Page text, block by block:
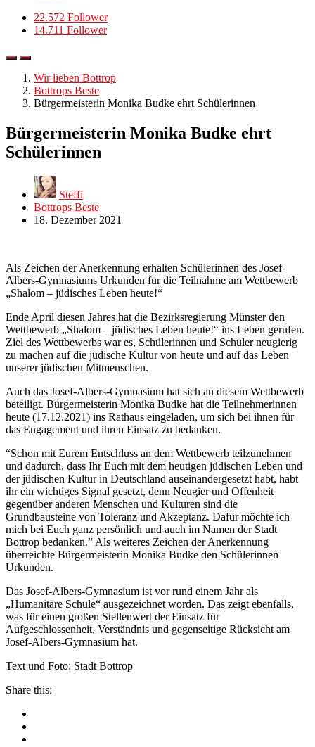
22.572 Follower
14.711 Follower
Wir lieben Bottrop
Bottrops Beste
Bürgermeisterin Monika Budke ehrt Schülerinnen
Bürgermeisterin Monika Budke ehrt
Schülerinnen
Steffi
Bottrops Beste
18. Dezember 2021
Als Zeichen der Anerkennung erhalten Schülerinnen des Josef-
Albers-Gymnasiums Urkunden für die Teilnahme am Wettbewerb
„Shalom – jüdisches Leben heute!“
Ende April diesen Jahres hat die Bezirksregierung Münster den
Wettbewerb „Shalom – jüdisches Leben heute!“ ins Leben gerufen.
Ziel des Wettbewerbs war es, Schülerinnen und Schüler neugierig
zu machen auf die jüdische Kultur von heute und auf das Leben
unserer jüdischen Mitmenschen.
Auch das Josef-Albers-Gymnasium hat sich an diesem Wettbewerb
beteiligt. Bürgermeisterin Monika Budke hat die Teilnehmerinnen
heute (17.12.2021) ins Rathaus eingeladen, um sich bei ihnen für
das Engagement und ihren Einsatz zu bedanken.
“Schon mit Eurem Entschluss an dem Wettbewerb teilzunehmen
und dadurch, dass Ihr Euch mit dem heutigen jüdischen Leben und
der jüdischen Kultur in Deutschland auseinandergesetzt habt, habt
ihr ein wichtiges Signal gesetzt, denn Neugier und Offenheit
gegenüber anderen Menschen und Kulturen sind die
Grundbausteine von Toleranz und Akzeptanz. Dafür möchte ich
mich bei Euch ganz persönlich und auch im Namen der Stadt
Bottrop bedanken.” Als weiteres Zeichen der Anerkennung
überreichte Bürgermeisterin Monika Budke den Schülerinnen
Urkunden.
Das Josef-Albers-Gymnasium ist vor rund einem Jahr als
„Humanitäre Schule“ ausgezeichnet worden. Das zeigt ebenfalls,
was für einen großen Stellenwert der Einsatz für
Aufgeschlossenheit, Verständnis und gegenseitige Rücksicht am
Josef-Albers-Gymnasium hat.
Text und Foto: Stadt Bottrop
Share this: